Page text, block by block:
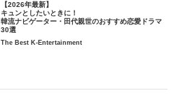
【2026年最新】
キュンとしたいときに！
韓流ナビゲーター・田代親世のおすすめ恋愛ドラマ
30選
The Best K-Entertainment